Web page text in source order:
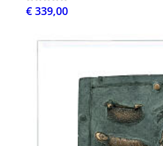
€ 339,00